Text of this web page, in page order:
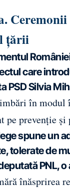
țării
care
PSD Silvia
în
pe prevenție
spune un
tolerate de
PNL,
înăsprirea